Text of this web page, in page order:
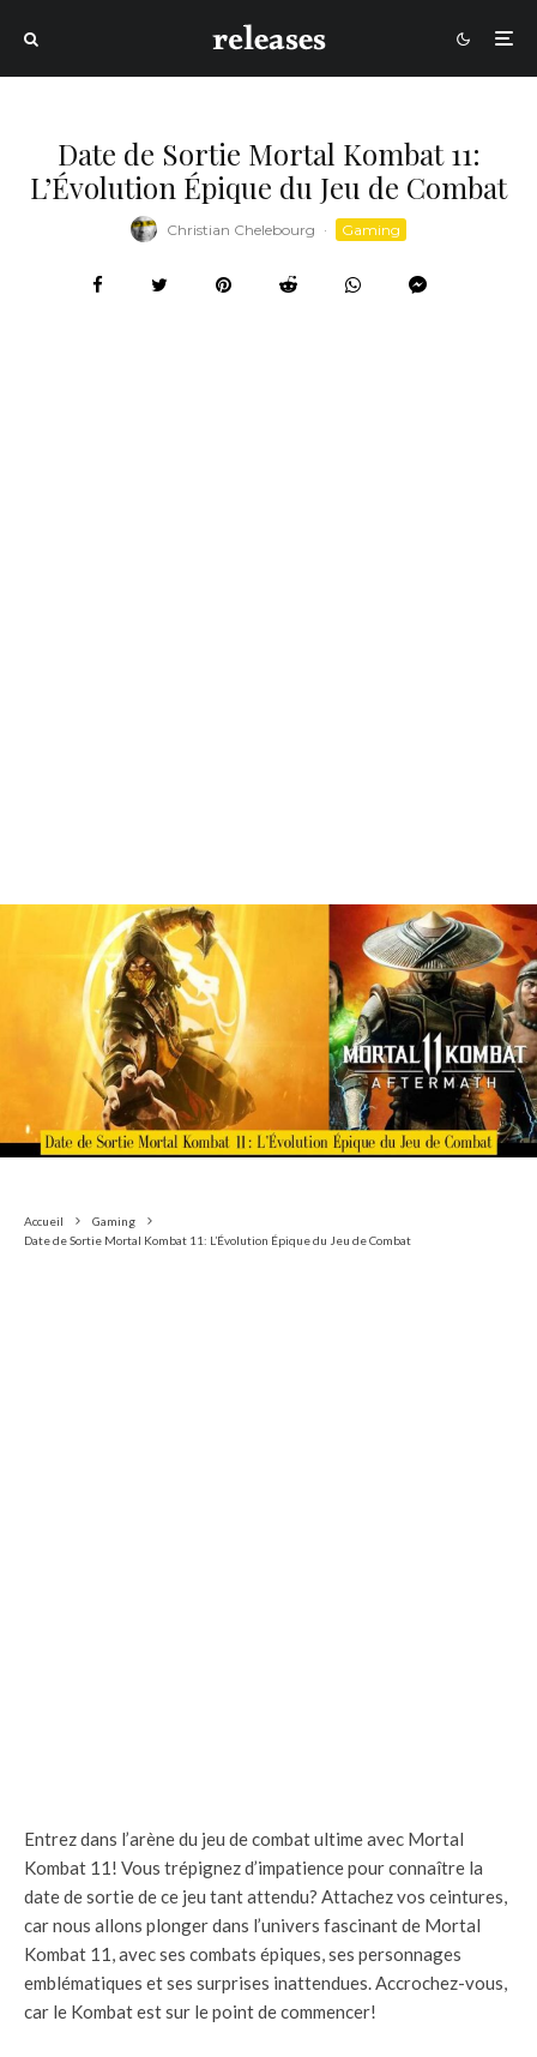
Date de Sortie Mortal Kombat 11:
L’Évolution Épique du Jeu de Combat
Christian Chelebourg · Gaming
Accueil
Gaming
Date de Sortie Mortal Kombat 11: L’Évolution Épique du Jeu de Combat
Entrez dans l’arène du jeu de combat ultime avec Mortal
Kombat 11! Vous trépignez d’impatience pour connaître la
date de sortie de ce jeu tant attendu? Attachez vos ceintures,
car nous allons plonger dans l’univers fascinant de Mortal
Kombat 11, avec ses combats épiques, ses personnages
emblématiques et ses surprises inattendues. Accrochez-vous,
car le Kombat est sur le point de commencer!